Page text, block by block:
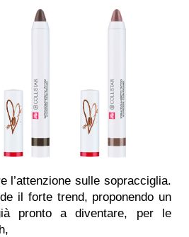
l’attenzione sulle sopracciglia.
il forte trend, proponendo un
pronto a diventare, per le